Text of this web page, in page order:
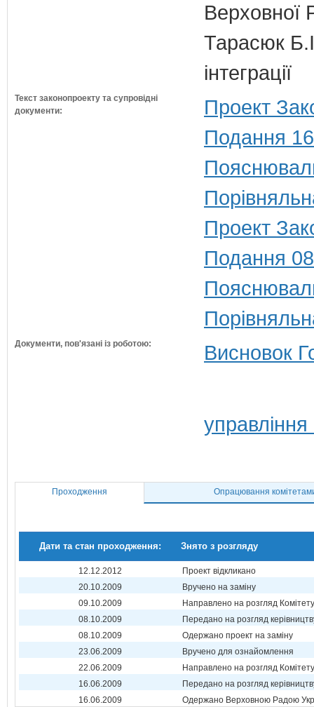
Верховної
Тарасюк
інтеграції
Текст законопроекту та супровідні
документи:
Проект
Подання
Проект
Подання
Документи, пов'язані із роботою: Висновок
Проходження Опрацювання
Дати та стан проходження: Знято з розгляду
12.12.2012
Проект відкликано
20.10.2009
Вручено на заміну
09.10.2009
Направлено на розгляд Комітету
08.10.2009
Передано на розгляд
08.10.2009
Одержано проект на заміну
23.06.2009
Вручено для ознайомлення
22.06.2009
Направлено на розгляд Комітету
16.06.2009
Передано на розгляд
16.06.2009
Одержано Верховною Радою